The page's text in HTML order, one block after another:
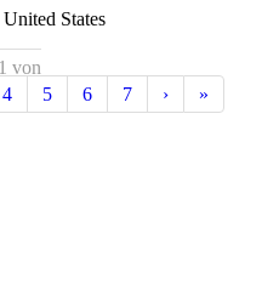
United States
von
4 5 6 7 › »